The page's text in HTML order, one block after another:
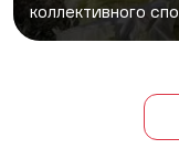
коллективного